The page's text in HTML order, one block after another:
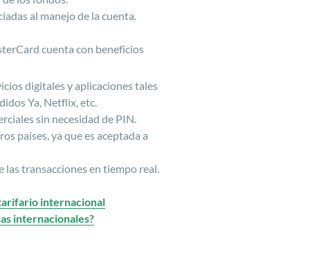
al manejo de la cuenta.
cuenta con beneficios
digitales y aplicaciones tales
Ya, Netflix, etc.
sin necesidad de PIN.
países, ya que es aceptada a
las transacciones en tiempo real.
internacional
internacionales?